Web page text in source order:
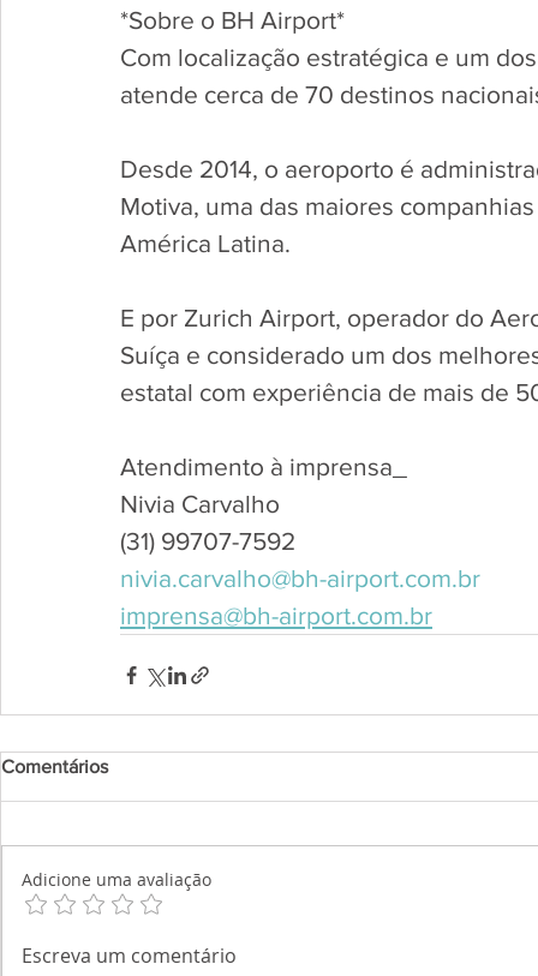
*Sobre o BH Airport*
Com localização estratégica e um
atende cerca de 70 destinos
Desde 2014, o aeroporto é
Motiva, uma das maiores
América Latina.
E por Zurich Airport, operador do
Suíça e considerado um dos
estatal com experiência de mais de
Atendimento à imprensa_
Nivia Carvalho
(31) 99707-7592
nivia.carvalho@bh-airport.com.br
imprensa@bh-airport.com.br
Comentários
Adicione uma avaliação
Escreva um comentário